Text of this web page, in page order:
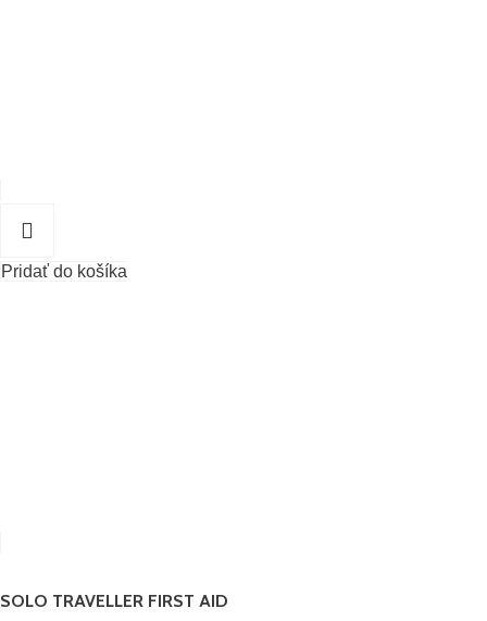
Pridať do košíka
SOLO TRAVELLER FIRST AID